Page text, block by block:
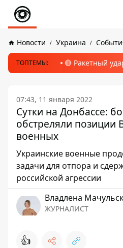
Новости Украина
ТОПТЕМЫ: 🔴 Ракетный
07:43, 11 января 2022
Сутки на Донбассе:
обстреляли позиции
военных
Украинские военные
задачи для отпора и
российской агрессии
Владлена
ЖУРНАЛИСТ
👍